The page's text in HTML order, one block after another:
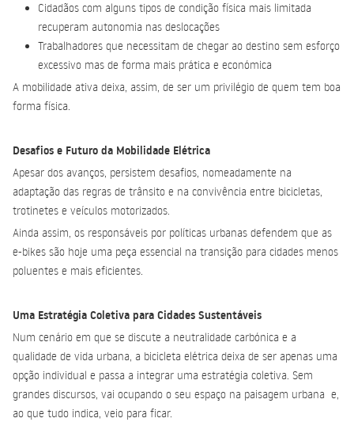
Cidadãos com alguns tipos de condição física mais limitada
recuperam autonomia nas deslocações
Trabalhadores que necessitam de chegar ao destino sem esforço
excessivo mas de forma mais prática e económica
A mobilidade ativa deixa, assim, de ser um privilégio de quem tem boa
forma física.
Desafios e Futuro da Mobilidade Elétrica
Apesar dos avanços, persistem desafios, nomeadamente na
adaptação das regras de trânsito e na convivência entre bicicletas,
trotinetes e veículos motorizados.
Ainda assim, os responsáveis por políticas urbanas defendem que as
e-bikes são hoje uma peça essencial na transição para cidades menos
poluentes e mais eficientes.
Uma Estratégia Coletiva para Cidades Sustentáveis
Num cenário em que se discute a neutralidade carbónica e a
qualidade de vida urbana, a bicicleta elétrica deixa de ser apenas uma
opção individual e passa a integrar uma estratégia coletiva. Sem
grandes discursos, vai ocupando o seu espaço na paisagem urbana e,
ao que tudo indica, veio para ficar.